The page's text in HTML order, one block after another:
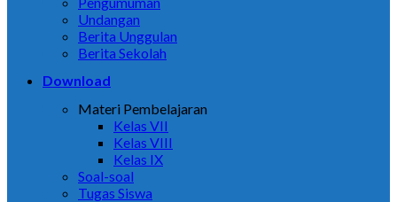
Undangan
Berita Unggulan
Berita Sekolah
Download
Materi Pembelajaran
Kelas VII
Kelas VIII
Kelas IX
Soal-soal
Tugas Siswa